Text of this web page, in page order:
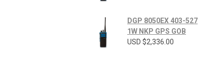
DGP 8050EX 403-527
1W NKP GPS GOB
USD $2,336.00